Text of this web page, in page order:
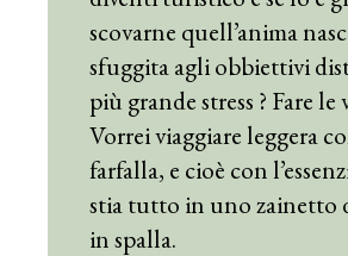
scovarne quell’anima
sfuggita agli obbiettivi
più grande stress ? Fare le
Vorrei viaggiare leggera
farfalla, e cioè con
stia tutto in uno zainetto
in spalla.